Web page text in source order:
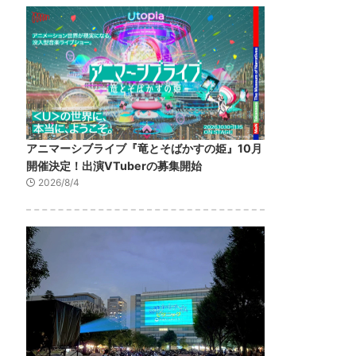
アニマーシブライブ『竜とそばかすの姫』10月
開催決定！出演VTuberの募集開始
2026/8/4